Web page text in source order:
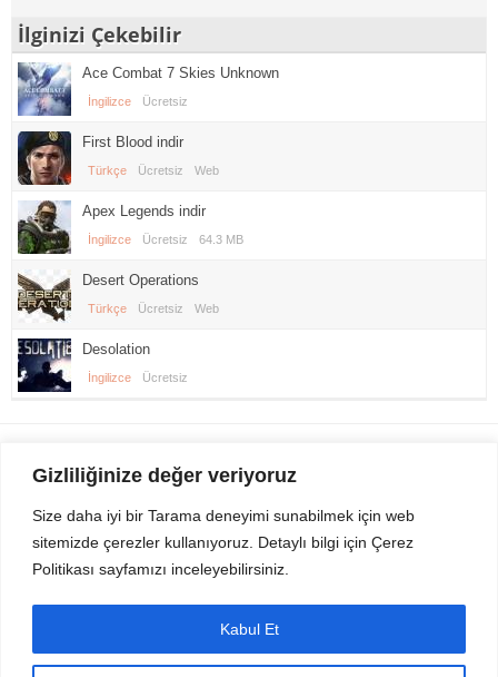
Gizliliğinize değer veriyoruz
Size daha iyi bir Tarama deneyimi sunabilmek için web
sitemizde çerezler kullanıyoruz. Detaylı bilgi için Çerez
Politikası sayfamızı inceleyebilirsiniz.
Kabul Et
İlginizi Çekebilir
Ace Combat 7 Skies Unknown
İngilizce Ücretsiz
First Blood indir
Türkçe Ücretsiz Web
Apex Legends indir
İngilizce Ücretsiz 64.3 MB
Desert Operations
Türkçe Ücretsiz Web
Desolation
İngilizce Ücretsiz
Gezi Seyahat indirvip apk
Sitemizden Son sürüm Program, Android Uygulama, Android Oyun, Apk
Dosyalarını indirip güvenle bilgisayar ve cep telefonlarınızda kullanabilirsiniz.